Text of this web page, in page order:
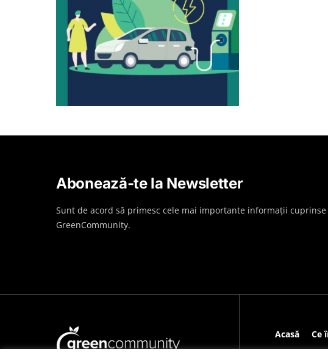
Abonează-te la Newsletter
Sunt de acord să primesc cele mai importante informații
GreenCommunity.
Acasă Ce